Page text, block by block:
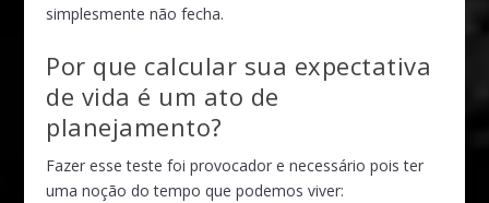
simplesmente não fecha.
Por que calcular sua expectativa
de vida é um ato de
planejamento?
Fazer esse teste foi provocador e necessário pois ter
uma noção do tempo que podemos viver: